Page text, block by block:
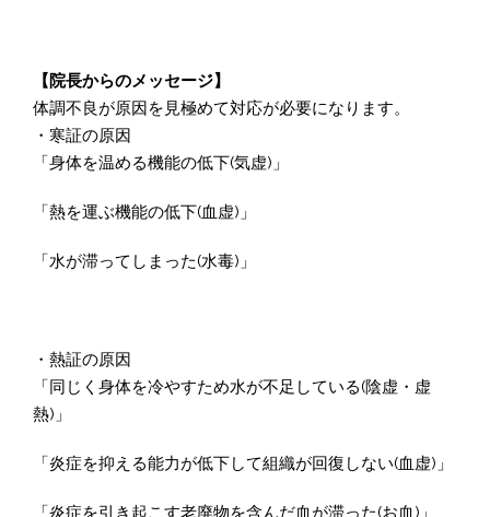
【院長からのメッセージ】
体調不良が原因を見極めて対応が必要になります。
・寒証の原因
「身体を温める機能の低下(気虚)」
「熱を運ぶ機能の低下(血虚)」
「水が滞ってしまった(水毒)」
・熱証の原因
「同じく身体を冷やすため水が不足している(陰虚・虚
熱)」
「炎症を抑える能力が低下して組織が回復しない(血虚)」
「炎症を引き起こす老廃物を含んだ血が滞った(お血)」